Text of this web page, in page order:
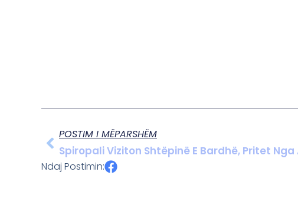
POSTIM I MËPARSHËM
Ndaj Postimin: